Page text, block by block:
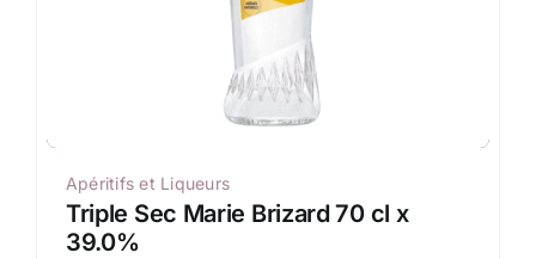
Apéritifs et Liqueurs
Triple Sec Marie Brizard 70 cl x
39.0%